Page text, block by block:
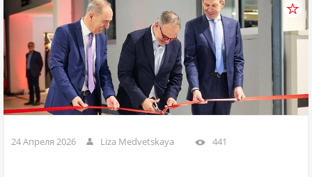
24 Апреля 2026 Liza Medvetskaya 441